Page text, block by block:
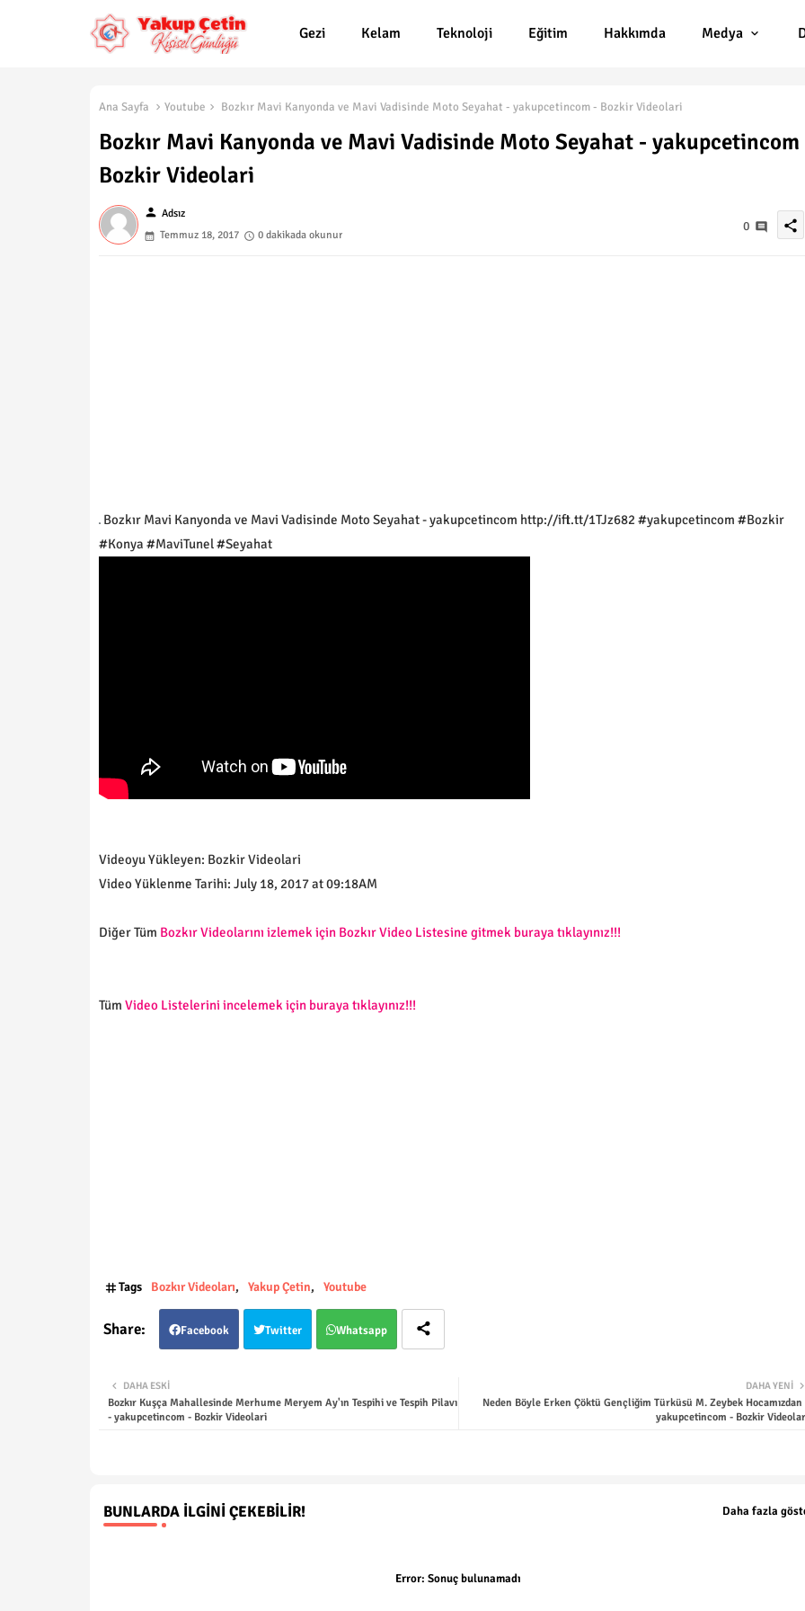
Gezi Kelam Teknoloji Eğitim Hakkımda Medya
Ana Sayfa Youtube Bozkır Mavi Kanyonda ve Mavi Vadisinde Moto Seyahat - yakupcetincom - Bozkir Videolari
Bozkır Mavi Kanyonda ve Mavi Vadisinde Moto Seyahat - yakupcetincom
Bozkir Videolari
person Adsız
Temmuz 18, 2017
0 dakikada okunur
0 share
Bozkır Mavi Kanyonda ve Mavi Vadisinde Moto Seyahat - yakupcetincom http://ift.tt/1TJz682 #yakupcetincom #Bozkir
#Konya #MaviTunel #Seyahat
Videoyu Yükleyen: Bozkir Videolari
Video Yüklenme Tarihi: July 18, 2017 at 09:18AM
Diğer Tüm Bozkır Videolarını izlemek için Bozkır Video Listesine gitmek buraya tıklayınız!!!
Tüm Video Listelerini incelemek için buraya tıklayınız!!!
Tags Bozkır Videoları Yakup Çetin Youtube
Facebook Twitter Whatsapp
DAHA YENI
Neden Böyle Erken Çöktü Gençliğim Türküsü M. Zeybek Hocamızdan
yakupcetincom - Bozkir
DAHA ESKI
Bozkır Kuşça Mahallesinde Merhume Meryem Ay'ın Tespihi ve Tespih Pilavı
- yakupcetincom - Bozkir Videolari
BUNLARDA İLGINI ÇEKEBILIR! Daha fazla
Error: Sonuç bulunamadı